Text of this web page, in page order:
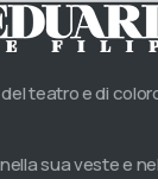
teatro e di
sua veste e